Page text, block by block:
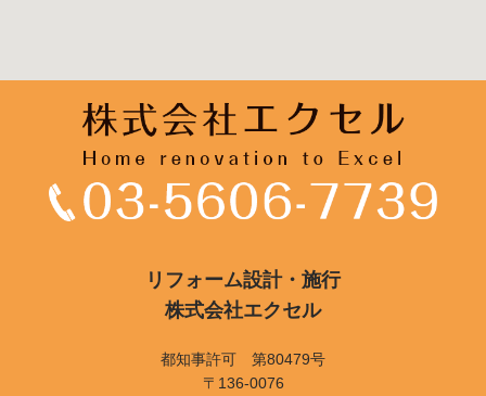
リフォーム設計・施行
株式会社エクセル
都知事許可 第80479号
〒136-0076